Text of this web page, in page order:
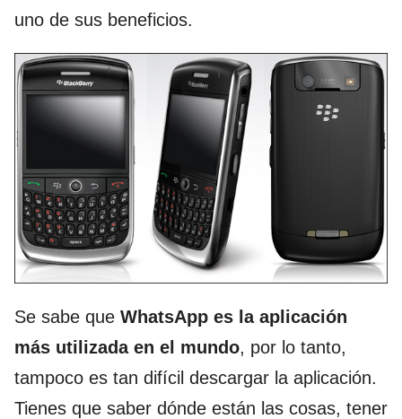
uno de sus beneficios.
Se sabe que WhatsApp es la aplicación
más utilizada en el mundo, por lo tanto,
tampoco es tan difícil descargar la aplicación.
Tienes que saber dónde están las cosas, tener